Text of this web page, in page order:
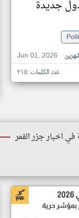
Jun 01, 2026
عدد الكلمات: ٢١٥
اخبار جزر القمر